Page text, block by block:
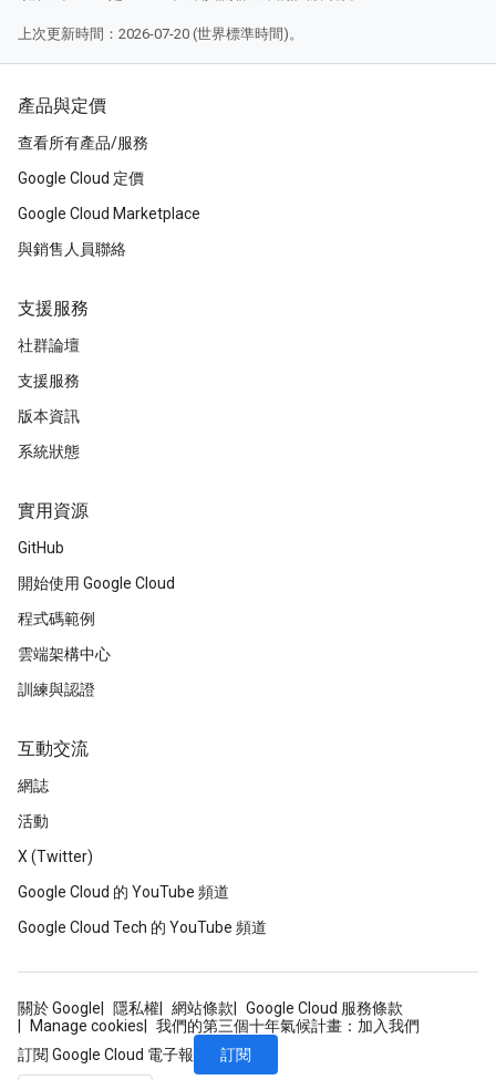
上次更新時間：2026-07-20 (世界標準時間)。
產品與定價
查看所有產品/服務
Google Cloud 定價
Google Cloud Marketplace
與銷售人員聯絡
支援服務
社群論壇
支援服務
版本資訊
系統狀態
實用資源
GitHub
開始使用 Google Cloud
程式碼範例
雲端架構中心
訓練與認證
互動交流
網誌
活動
X (Twitter)
Google Cloud 的 YouTube 頻道
Google Cloud Tech 的 YouTube 頻道
關於 Google 隱私權 網站條款
Google Cloud 服務條款
Manage cookies
我們的第三個十年氣候計畫：加入我們
訂閱 Google Cloud 電子報
訂閱